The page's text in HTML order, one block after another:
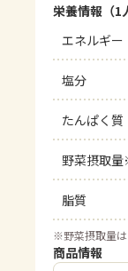
栄養情報（1
エネルギー
塩分
たんぱく質
野菜摂取
脂質
※野菜摂取量
商品情報